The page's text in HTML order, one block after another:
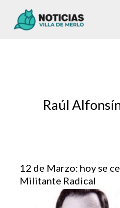
Raúl
12 de Marzo: hoy se
Militante Radical